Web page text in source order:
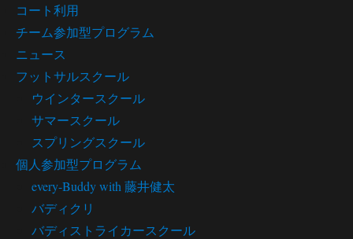
コート利用
チーム参加型プログラム
ニュース
フットサルスクール
ウインタースクール
サマースクール
スプリングスクール
個人参加型プログラム
every-Buddy with 藤井健太
バディクリ
バディストライカースクール